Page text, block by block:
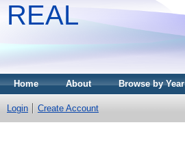
REAL
Home About Browse by Year
Login Create Account